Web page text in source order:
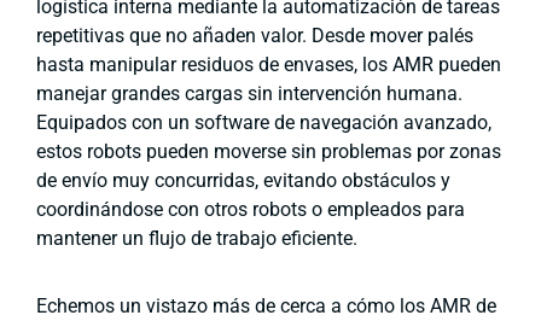
logística interna mediante la automatización de tareas
repetitivas que no añaden valor. Desde mover palés
hasta manipular residuos de envases, los AMR pueden
manejar grandes cargas sin intervención humana.
Equipados con un software de navegación avanzado,
estos robots pueden moverse sin problemas por zonas
de envío muy concurridas, evitando obstáculos y
coordinándose con otros robots o empleados para
mantener un flujo de trabajo eficiente.
Echemos un vistazo más de cerca a cómo los AMR de